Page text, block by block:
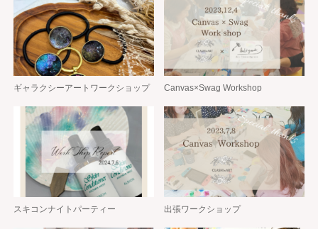
ギャラクシーアートワークショップ Canvas×Swag Workshop
スキコンナイトパーティー 出張ワークショップ